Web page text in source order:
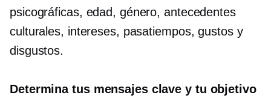
psicográficas, edad, género, antecedentes
culturales, intereses, pasatiempos, gustos y
disgustos.
Determina tus mensajes clave y tu objetivo